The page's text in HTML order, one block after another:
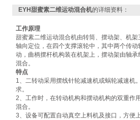
EYH甜蜜素二维运动混合机的详细资料：
工作原理
甜蜜素二维运动混合机由转筒、摆动架、机
轴向定位，在四个支撑滚轮中，其中两个传
动，曲柄摆杆机构装在机架上，摆动架由轴
混合。
特点
1、二转动采用摆线针轮减速机或蜗轮减速机
求。
2、工作时，在转动机构和摆动机构的双重作
混合。
3、设备可配置自动真空上料机及接口，方便